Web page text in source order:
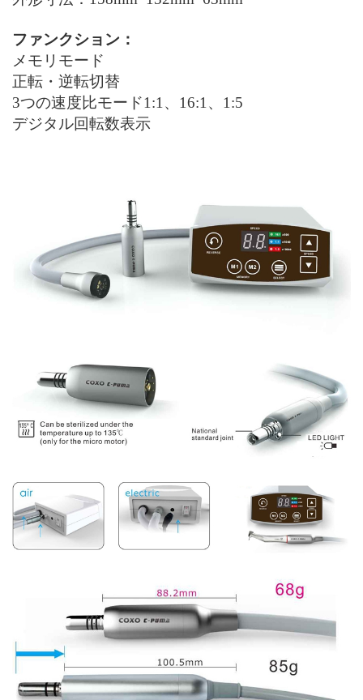
ファンクション：
メモリモード
正転・逆転切替
3つの速度比モード1:1、16:1、1:5
デジタル回転数表示